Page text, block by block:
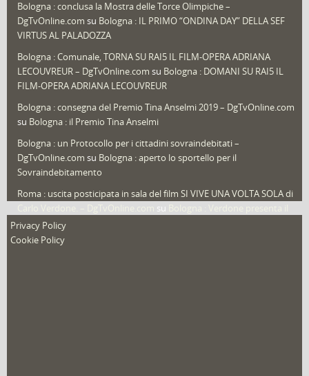
Redazioni(1.049)
Speciali (22)
Sport
That's Bologna Magazine(25)
Video (archivio) (263)
Bologna : conclusa la Mostra delle Torce Olimpiche –
DgTvOnline.com su Bologna : IL PRIMO “ONDINA DAY” DELLA SEF
VIRTUS AL PALADOZZA
Bologna : Comunale, TORNA SU RAI5 IL FILM-OPERA ADRIANA
LECOUVREUR – DgTvOnline.com su Bologna : DOMANI SU RAI5 IL
FILM-OPERA ADRIANA LECOUVREUR
Bologna : consegna del Premio Tina Anselmi 2019 – DgTvOnline.com
su Bologna : il Premio Tina Anselmi
Bologna : un Protocollo per i cittadini sovraindebitati –
DgTvOnline.com su Bologna : aperto lo sportello per il
Sovraindebitamento
Roma : uscita posticipata in sala del film SI VIVE UNA VOLTA SOLA di
su
nuovo film
Privacy Policy
Cookie Policy